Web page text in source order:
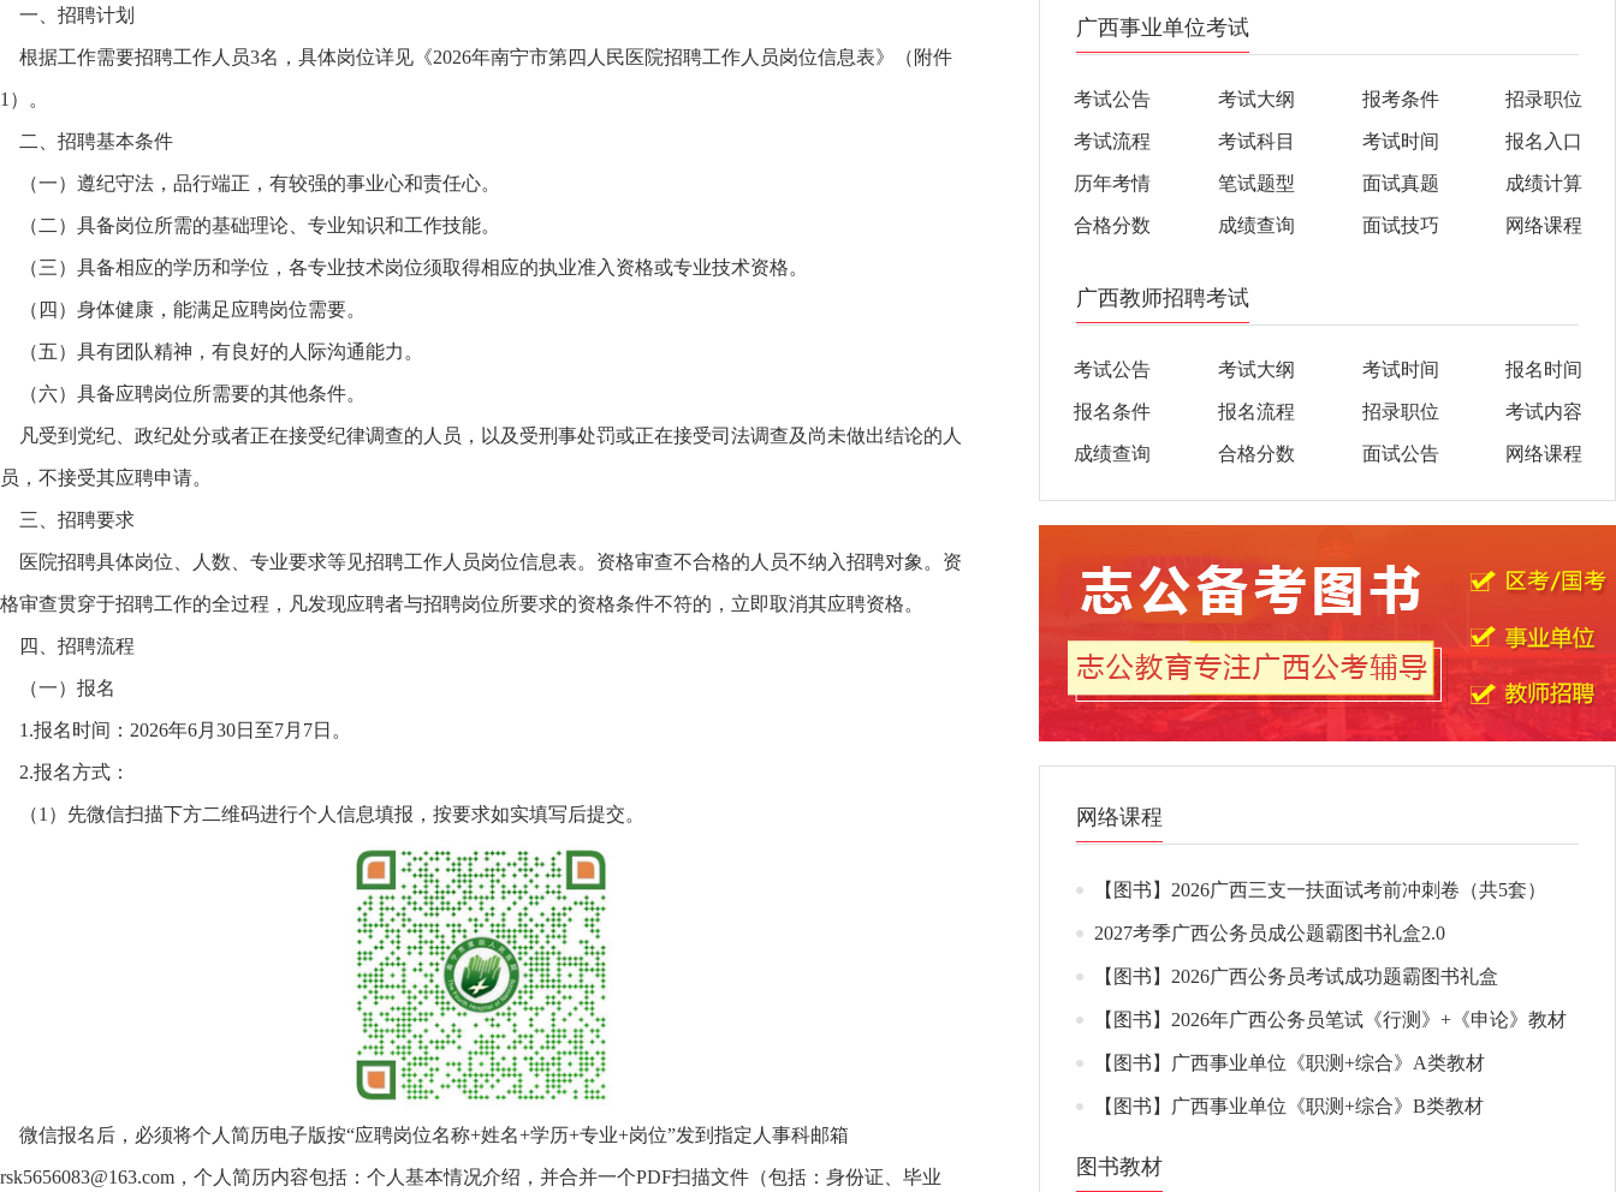
一、招聘计划
根据工作需要招聘工作人员3名，具体岗位详见《2026年南宁市第四人民医院招聘工作人员岗位信息表》（附件
1）。
二、招聘基本条件
（一）遵纪守法，品行端正，有较强的事业心和责任心。
（二）具备岗位所需的基础理论、专业知识和工作技能。
（三）具备相应的学历和学位，各专业技术岗位须取得相应的执业准入资格或专业技术资格。
（四）身体健康，能满足应聘岗位需要。
（五）具有团队精神，有良好的人际沟通能力。
（六）具备应聘岗位所需要的其他条件。
凡受到党纪、政纪处分或者正在接受纪律调查的人员，以及受刑事处罚或正在接受司法调查及尚未做出结论的人
员，不接受其应聘申请。
三、招聘要求
医院招聘具体岗位、人数、专业要求等见招聘工作人员岗位信息表。资格审查不合格的人员不纳入招聘对象。资
格审查贯穿于招聘工作的全过程，凡发现应聘者与招聘岗位所要求的资格条件不符的，立即取消其应聘资格。
四、招聘流程
（一）报名
1.报名时间：2026年6月30日至7月7日。
2.报名方式：
（1）先微信扫描下方二维码进行个人信息填报，按要求如实填写后提交。
微信报名后，必须将个人简历电子版按“应聘岗位名称+姓名+学历+专业+岗位”发到指定人事科邮箱
rsk5656083@163.com，个人简历内容包括：个人基本情况介绍，并合并一个PDF扫描文件（包括：身份证、毕业
广西事业单位考试
考试公告 考试大纲 报考条件 招录职位
考试流程 考试科目 考试时间 报名入口
历年考情 笔试题型 面试真题 成绩计算
合格分数 成绩查询 面试技巧 网络课程
广西教师招聘考试
考试公告 考试大纲 考试时间 报名时间
报名条件 报名流程 招录职位 考试内容
成绩查询 合格分数 面试公告 网络课程
网络课程
【图书】2026广西三支一扶面试考前冲刺卷（共5套）
2027考季广西公务员成公题霸图书礼盒2.0
【图书】2026广西公务员考试成功题霸图书礼盒
【图书】2026年广西公务员笔试《行测》+《申论》教材
【图书】广西事业单位《职测+综合》A类教材
【图书】广西事业单位《职测+综合》B类教材
图书教材